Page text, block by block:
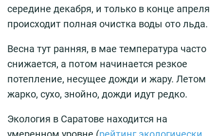
середине декабря, и только в конце апреля
происходит полная очистка воды ото льда.
Весна тут ранняя, в мае температура часто
снижается, а потом начинается резкое
потепление, несущее дожди и жару. Летом
жарко, сухо, знойно, дожди идут редко.
Экология в Саратове находится на